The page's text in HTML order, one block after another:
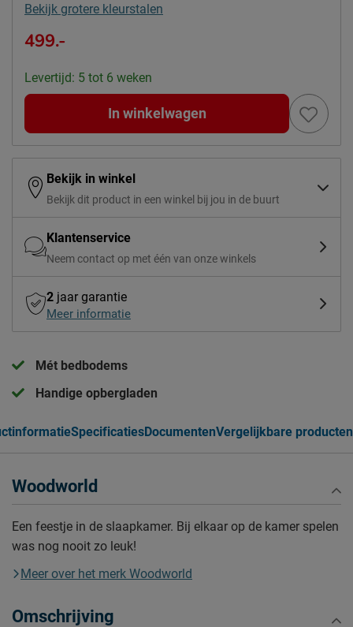
Bekijk grotere kleurstalen
499.-
Levertijd: 5 tot 6 weken
In winkelwagen
Bekijk in winkel
Bekijk dit product in een winkel bij jou in de buurt
Klantenservice
Neem contact op met één van onze winkels
2 jaar garantie
Meer informatie
Mét bedbodems
Handige opbergladen
SpecificatiesDocumentenVergelijkbare producten
Woodworld
Een feestje in de slaapkamer. Bij elkaar op de kamer spelen
was nog nooit zo leuk!
Meer over het merk Woodworld
Omschrijving